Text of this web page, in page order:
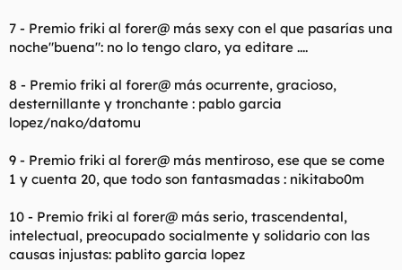
7 - Premio friki al forer@ más sexy con el que pasarías una
noche"buena": no lo tengo claro, ya editare ....
8 - Premio friki al forer@ más ocurrente, gracioso,
desternillante y tronchante : pablo garcia
lopez/nako/datomu
9 - Premio friki al forer@ más mentiroso, ese que se come
1 y cuenta 20, que todo son fantasmadas : nikitabo0m
10 - Premio friki al forer@ más serio, trascendental,
intelectual, preocupado socialmente y solidario con las
causas injustas: pablito garcia lopez